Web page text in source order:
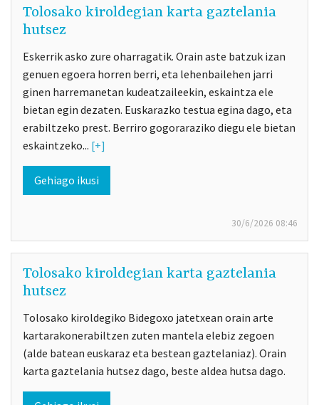
Tolosako kiroldegian karta gaztelania
hutsez
Eskerrik asko zure oharragatik. Orain aste batzuk izan
genuen egoera horren berri, eta lehenbailehen jarri
ginen harremanetan kudeatzaileekin, eskaintza ele
bietan egin dezaten. Euskarazko testua egina dago, eta
erabiltzeko prest. Berriro gogoraraziko diegu ele bietan
eskaintzeko... [+]
Gehiago ikusi
30/6/2026 08:46
Tolosako kiroldegian karta gaztelania
hutsez
Tolosako kiroldegiko Bidegoxo jatetxean orain arte
kartarakonerabiltzen zuten mantela elebiz zegoen
(alde batean euskaraz eta bestean gaztelaniaz). Orain
karta gaztelania hutsez dago, beste aldea hutsa dago.